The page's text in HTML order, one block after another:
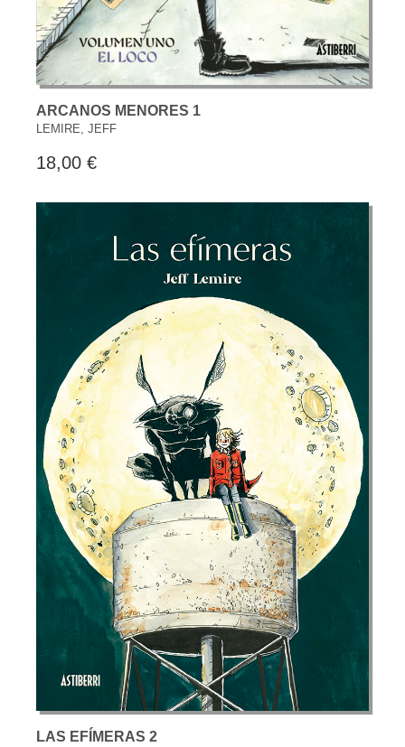
ARCANOS MENORES 1
LEMIRE, JEFF
18,00 €
LAS EFÍMERAS 2